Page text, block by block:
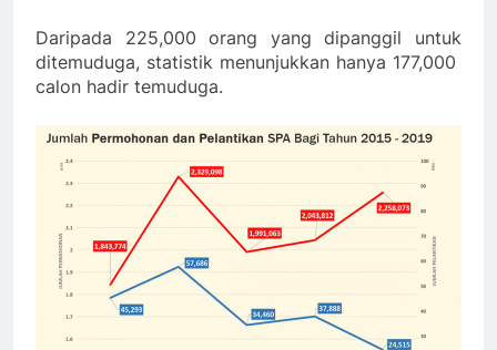
Daripada 225,000 orang yang dipanggil untuk
ditemuduga, statistik menunjukkan hanya 177,000
calon hadir temuduga.